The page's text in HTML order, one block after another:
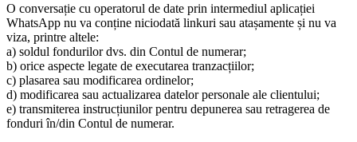
O conversație cu operatorul de date prin intermediul aplicației
WhatsApp nu va conține niciodată linkuri sau atașamente și nu va
viza, printre altele:
a) soldul fondurilor dvs. din Contul de numerar;
b) orice aspecte legate de executarea tranzacțiilor;
c) plasarea sau modificarea ordinelor;
d) modificarea sau actualizarea datelor personale ale clientului;
e) transmiterea instrucțiunilor pentru depunerea sau retragerea de
fonduri în/din Contul de numerar.